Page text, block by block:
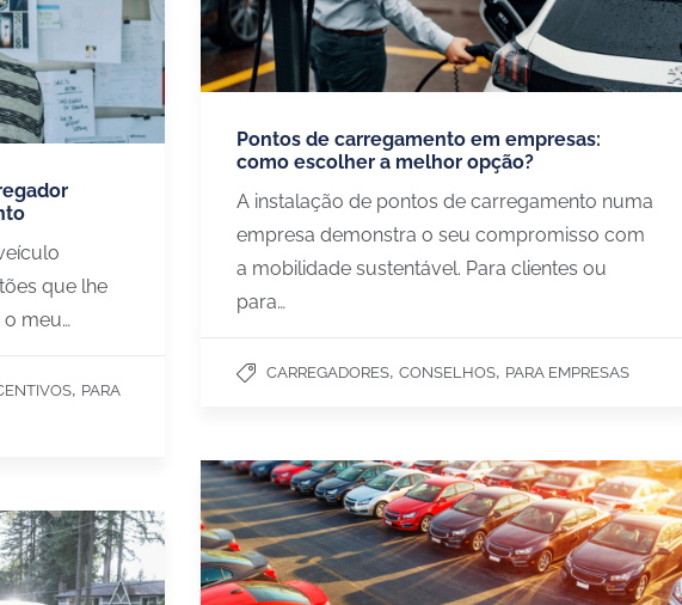
que lhe
o meu…
, PARA
Pontos de carregamento em empresas:
como escolher a melhor opção?
A instalação de pontos de carregamento numa
empresa demonstra o seu compromisso com
a mobilidade sustentável. Para clientes ou
para…
CARREGADORES, CONSELHOS, PARA EMPRESAS